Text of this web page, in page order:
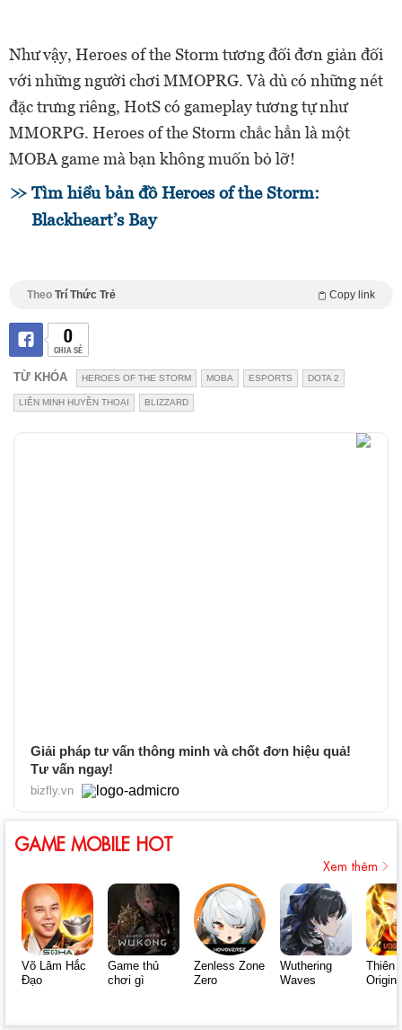
Như vậy, Heroes of the Storm tương đối đơn giản đối
với những người chơi MMOPRG. Và dù có những nét
đặc trưng riêng, HotS có gameplay tương tự như
MMORPG. Heroes of the Storm chắc hẳn là một
MOBA game mà bạn không muốn bỏ lỡ!
Tìm hiểu bản đồ Heroes of the Storm:
Blackheart’s Bay
Theo Trí Thức Trẻ Copy link
0
CHIA SẺ
TỪ KHÓA HEROES OF THE STORM MOBA ESPORTS DOTA 2
LIÊN MINH HUYỀN THOẠI BLIZZARD
Giải pháp tư vấn thông minh và chốt đơn hiệu quả!
Tư vấn ngay!
bizfly.vn
GAME MOBILE HOT
Xem thêm
Võ Lâm Hắc
Đạo
Game thủ
chơi gì
Zenless Zone
Zero
Wuthering
Waves
Thiên
Origin